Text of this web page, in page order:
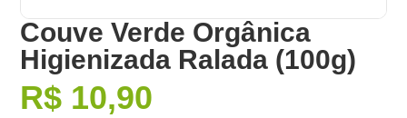
Couve Verde Orgânica
Higienizada Ralada (100g)
R$ 10,90